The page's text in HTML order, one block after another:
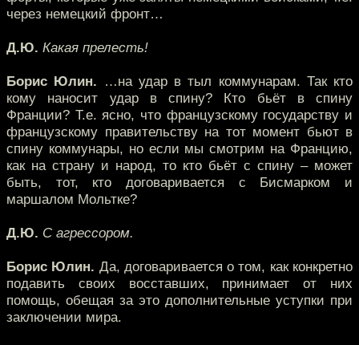
через немецкий фронт…
Д.Ю. Какая прелесть!
Борис Юлин. …на удар в тыл коммунарам. Так кто
кому наносит удар в спину? Кто бьёт в спину
Франции? Т.е. ясно, что французскому государству и
французскому правительству на тот момент бьют в
спину коммунары, но если мы смотрим на Францию,
как на страну и народ, то кто бьёт с спину – может
быть, тот, кто договаривается с Бисмарком и
маршалом Мольтке?
Д.Ю. С агрессором.
Борис Юлин. Да, договаривается о том, как конкретно
подавить своих восставших, принимает от них
помощь, обещая за это дополнительные уступки при
заключении мира.